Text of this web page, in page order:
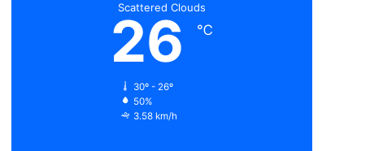
Scattered Clouds
26 ℃
30º - 26º
50%
3.58 km/h